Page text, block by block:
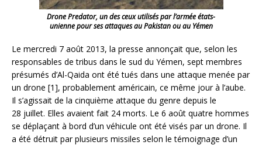
Drone Predator, un des ceux utilisés par l’armée états-
unienne pour ses attaques au Pakistan ou au Yémen
Le mercredi 7 août 2013, la presse annonçait que, selon les
responsables de tribus dans le sud du Yémen, sept membres
présumés d’Al-Qaida ont été tués dans une attaque menée par
un drone [1], probablement américain, ce même jour à l’aube.
Il s’agissait de la cinquième attaque du genre depuis le
28 juillet. Elles avaient fait 24 morts. Le 6 août quatre hommes
se déplaçant à bord d’un véhicule ont été visés par un drone. Il
a été détruit par plusieurs missiles selon le témoignage d’un